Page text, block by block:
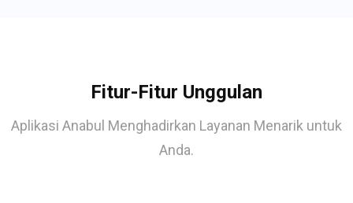
Fitur-Fitur Unggulan
Aplikasi Anabul Menghadirkan Layanan Menarik untuk
Anda.